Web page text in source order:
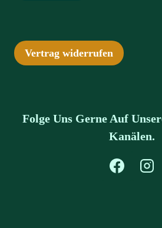
Vertrag widerrufen
Folge Uns Gerne Auf
Kanälen.